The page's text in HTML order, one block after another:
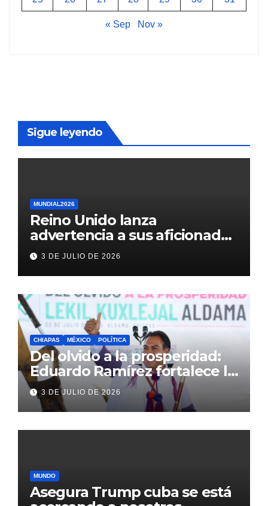
« Sep Nov »
Sigue leyendo
MUNDIAL2026
Reino Unido lanza
advertencia a sus aficionados
antes del México vs
Inglaterra en el Mundial 2026
3 DE JULIO DE 2026
CHIAPAS MÉXICO POLÍTICA
Del olvido a la prosperidad:
Eduardo Ramírez fortalece la
transformación de Aldama
con inversión histórica
3 DE JULIO DE 2026
MUNDO
Asegura Trump cuba se está